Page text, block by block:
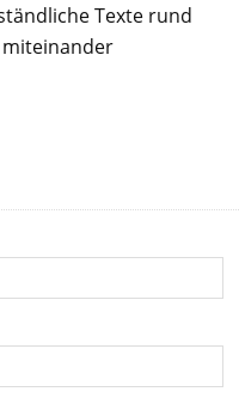
Texte rund